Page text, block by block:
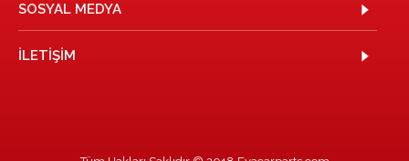
SOSYAL MEDYA
İLETIŞIM